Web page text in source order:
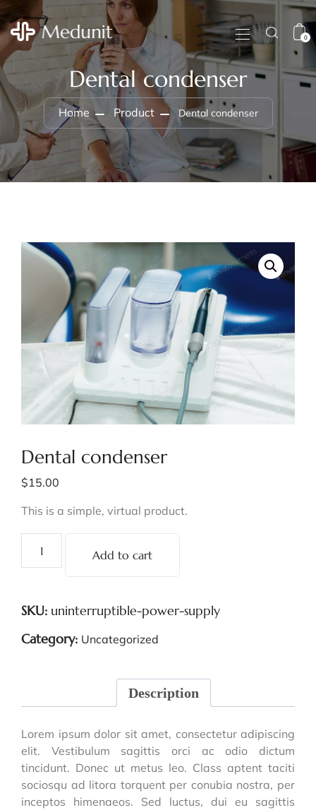
0
Dental condenser
Home Product Dental condenser
Dental condenser
$15.00
This is a simple, virtual product.
Add to cart
SKU: uninterruptible-power-supply
Category: Uncategorized
Description
Lorem ipsum dolor sit amet, consectetur adipiscing
elit. Vestibulum sagittis orci ac odio dictum
tincidunt. Donec ut metus leo. Class aptent taciti
sociosqu ad litora torquent per conubia nostra, per
inceptos himenaeos. Sed luctus, dui eu sagittis